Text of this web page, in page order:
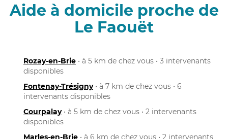
Aide à domicile proche de
Le Faouët
Rozay-en-Brie • à 5 km de chez vous • 3 intervenants
disponibles
Fontenay-Trésigny• à 7 km de chez vous • 6
intervenants disponibles
Courpalay• à 5 km de chez vous • 2 intervenants
disponibles
Marles-en-Brie • à 6 km de chez vous • 2 intervenants